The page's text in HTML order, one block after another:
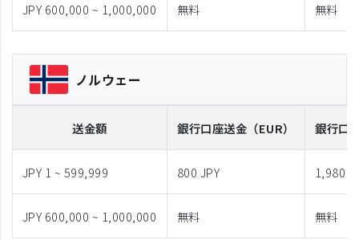
JPY 600,000 ~ 1,000,000 無料 無料
ノルウェー
送金額 銀行口座送金 （EUR） 銀行口
JPY 1 ~ 599,999 800 JPY 1,980
JPY 600,000 ~ 1,000,000 無料 無料